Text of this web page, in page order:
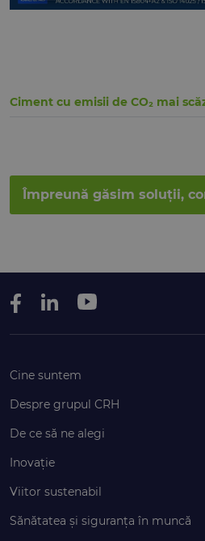
Ciment cu emisii de CO₂ mai
Împreună găsim soluții,
Cine suntem
Despre grupul CRH
De ce să ne alegi
Inovație
Viitor sustenabil
Sănătatea și siguranța în muncă